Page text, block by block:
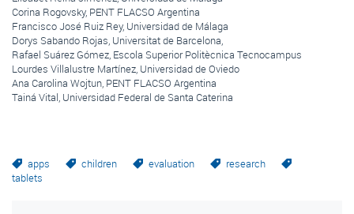
Corina Rogovsky, PENT FLACSO Argentina
Francisco José Ruiz Rey, Universidad de Málaga
Dorys Sabando Rojas, Universitat de Barcelona,
Rafael Suárez Gómez, Escola Superior Politècnica Tecnocampus
Lourdes Villalustre Martínez, Universidad de Oviedo
Ana Carolina Wojtun, PENT FLACSO Argentina
Tainá Vital, Universidad Federal de Santa Caterina
apps children evaluation
research
tablets